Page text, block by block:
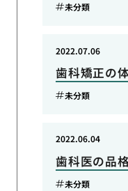
未分類
歯科矯正の
2022.07.06
未分類
歯科医の品
2022.06.04
未分類